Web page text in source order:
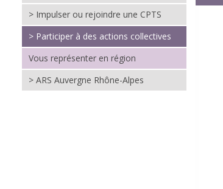
> Impulser ou rejoindre une CPTS
> Participer à des actions collectives
Vous représenter en région
> ARS Auvergne Rhône-Alpes